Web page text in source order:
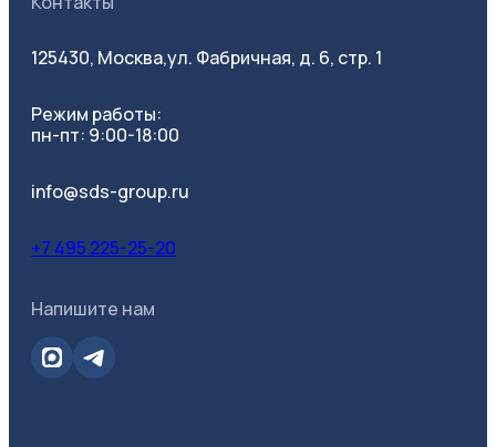
125430, Москва,ул. Фабричная, д. 6, стр. 1
Режим работы:
пн-пт: 9:00-18:00
info@sds-group.ru
+7 495 225-25-20
Напишите нам